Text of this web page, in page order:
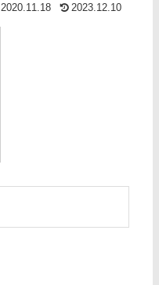
2020.11.18 2023.12.10